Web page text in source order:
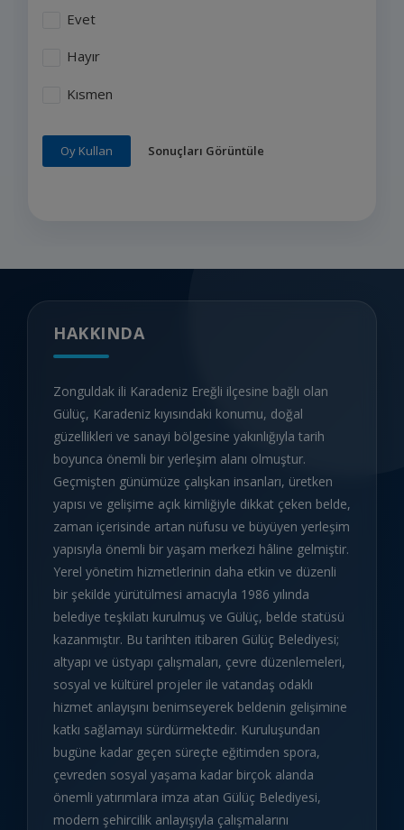
Evet
Hayır
Kısmen
Oy Kullan Sonuçları Görüntüle
HAKKINDA
Zonguldak ili Karadeniz Ereğli ilçesine bağlı olan
Gülüç, Karadeniz kıyısındaki konumu, doğal
güzellikleri ve sanayi bölgesine yakınlığıyla tarih
boyunca önemli bir yerleşim alanı olmuştur.
Geçmişten günümüze çalışkan insanları, üretken
yapısı ve gelişime açık kimliğiyle dikkat çeken belde,
zaman içerisinde artan nüfusu ve büyüyen yerleşim
yapısıyla önemli bir yaşam merkezi hâline gelmiştir.
Yerel yönetim hizmetlerinin daha etkin ve düzenli
bir şekilde yürütülmesi amacıyla 1986 yılında
belediye teşkilatı kurulmuş ve Gülüç, belde statüsü
kazanmıştır. Bu tarihten itibaren Gülüç Belediyesi;
altyapı ve üstyapı çalışmaları, çevre düzenlemeleri,
sosyal ve kültürel projeler ile vatandaş odaklı
hizmet anlayışını benimseyerek beldenin gelişimine
katkı sağlamayı sürdürmektedir. Kuruluşundan
bugüne kadar geçen süreçte eğitimden spora,
çevreden sosyal yaşama kadar birçok alanda
önemli yatırımlara imza atan Gülüç Belediyesi,
modern şehircilik anlayışıyla çalışmalarını